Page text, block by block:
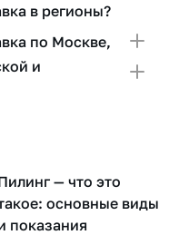
в регионы?
по Москве,
и
Пилинг— что это
основные виды
показания